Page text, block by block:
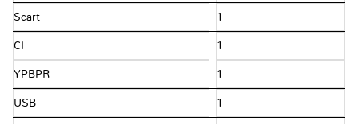
Scart 1
CI 1
YPBPR 1
USB 1